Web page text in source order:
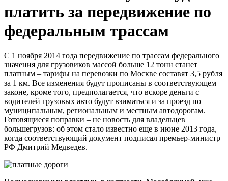
платить за передвижение по
федеральным трассам
С 1 ноября 2014 года передвижение по трассам федерального
значения для грузовиков массой больше 12 тонн станет
платным – тарифы на перевозки по Москве составят 3,5 рубля
за 1 км. Все изменения будут прописаны в соответствующем
законе, кроме того, предполагается, что вскоре деньги с
водителей грузовых авто будут взиматься и за проезд по
муниципальным, региональным и местным автодорогам.
Готовящиеся поправки – не новость для владельцев
большегрузов: об этом стало известно еще в июне 2013 года,
когда соответствующий документ подписал премьер-министр
РФ Дмитрий Медведев.